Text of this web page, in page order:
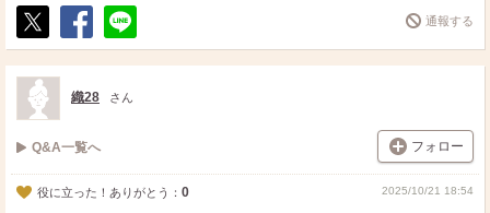
ポ
ス
ト
シ
ェ
送
る
通報する
織28 さん
Q&A一覧へ フォロー
役に立った！ありがとう： 0 2025/10/21 18:54